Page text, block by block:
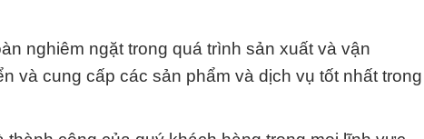
nghiêm ngặt trong quá trình sản xuất và vận
và cung cấp các sản phẩm và dịch vụ tốt nhất trong